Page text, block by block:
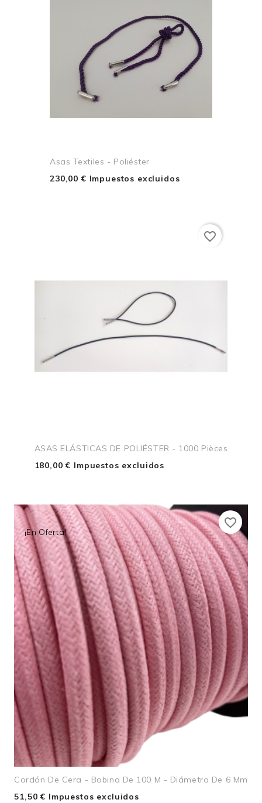
Asas Textiles - Poliéster
230,00 € Impuestos excluidos
ASAS ELÁSTICAS DE POLIÉSTER - 1000 Pièces
180,00 € Impuestos excluidos
favorite_border
¡En Oferta!
Cordón De Cera - Bobina De 100 M - Diámetro De 6 Mm
51,50 € Impuestos excluidos
favorite_border